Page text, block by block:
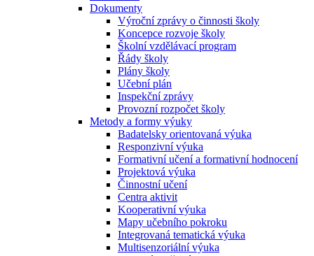
Dokumenty
Výroční zprávy o činnosti školy
Koncepce rozvoje školy
Školní vzdělávací program
Řády školy
Plány školy
Učební plán
Inspekční zprávy
Provozní rozpočet školy
Metody a formy výuky
Badatelsky orientovaná výuka
Responzivní výuka
Formativní učení a formativní hodnocení
Projektová výuka
Činnostní učení
Centra aktivit
Kooperativní výuka
Mapy učebního pokroku
Integrovaná tematická výuka
Multisenzoriální výuka